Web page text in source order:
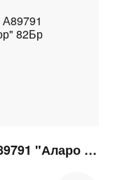
Брюки детские А89791 "Аларо блю юниор" 82Бр